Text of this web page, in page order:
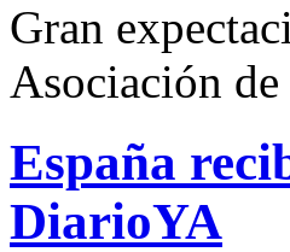
Gran
Asociación de
España
DiarioYA